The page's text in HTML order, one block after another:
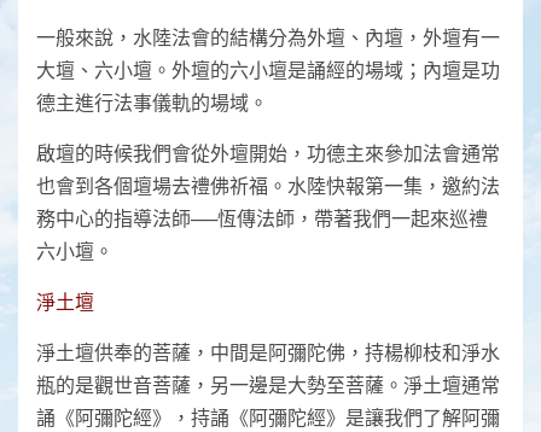
一般來說，水陸法會的結構分為外壇、內壇，外壇有一
大壇、六小壇。外壇的六小壇是誦經的場域；內壇是功
德主進行法事儀軌的場域。
啟壇的時候我們會從外壇開始，功德主來參加法會通常
也會到各個壇場去禮佛祈福。水陸快報第一集，邀約法
務中心的指導法師──恆傳法師，帶著我們一起來巡禮
六小壇。
淨土壇
淨土壇供奉的菩薩，中間是阿彌陀佛，持楊柳枝和淨水
瓶的是觀世音菩薩，另一邊是大勢至菩薩。淨土壇通常
誦《阿彌陀經》，持誦《阿彌陀經》是讓我們了解阿彌